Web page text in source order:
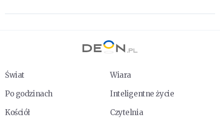
Świat
Wiara
Po godzinach
Inteligentne życie
Kościół
Czytelnia